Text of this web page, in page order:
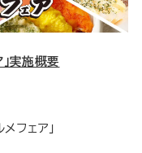
実施概要
フェア」